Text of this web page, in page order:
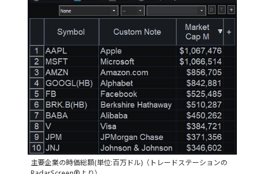
主要企業の時価総額(単位:百万ドル)（トレードステーションの